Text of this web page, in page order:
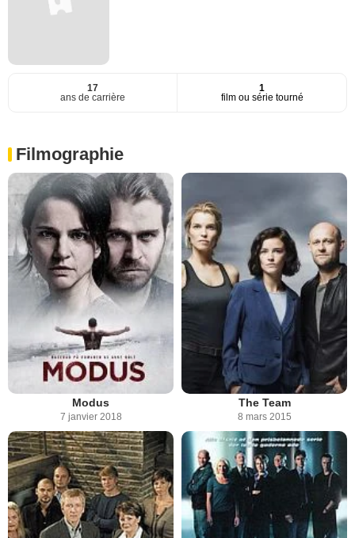
17
ans de carrière
1
film ou série tourné
Filmographie
Modus
7 janvier 2018
The Team
8 mars 2015